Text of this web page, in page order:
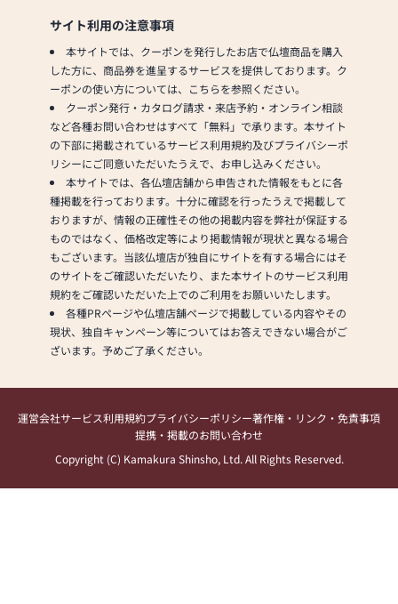
サイト利用の注意事項
本サイトでは、クーポンを発行したお店で仏壇商品を購入
した方に、商品券を進呈するサービスを提供しております。ク
ーポンの使い方については、こちらを参照ください。
クーポン発行・カタログ請求・来店予約・オンライン相談
など各種お問い合わせはすべて「無料」で承ります。本サイト
の下部に掲載されているサービス利用規約及びプライバシーポ
リシーにご同意いただいたうえで、お申し込みください。
本サイトでは、各仏壇店舗から申告された情報をもとに各
種掲載を行っております。十分に確認を行ったうえで掲載して
おりますが、情報の正確性その他の掲載内容を弊社が保証する
ものではなく、価格改定等により掲載情報が現状と異なる場合
もございます。当該仏壇店が独自にサイトを有する場合にはそ
のサイトをご確認いただいたり、また本サイトのサービス利用
規約をご確認いただいた上でのご利用をお願いいたします。
各種PRページや仏壇店舗ページで掲載している内容やその
現状、独自キャンペーン等についてはお答えできない場合がご
ざいます。予めご了承ください。
運営会社サービス利用規約プライバシーポリシー著作権・リンク・免責事項
提携・掲載のお問い合わせ
Copyright (C) Kamakura Shinsho, Ltd. All Rights Reserved.